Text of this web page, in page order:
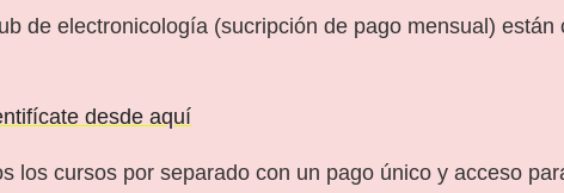
de electronicología (sucripción de pago mensual) están
desde aquí
los cursos por separado con un pago único y acceso